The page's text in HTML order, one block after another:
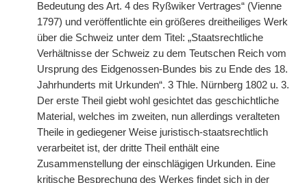
Bedeutung des Art. 4 des Ryßwiker Vertrages“ (Vienne
1797) und veröffentlichte ein größeres dreitheiliges Werk
über die Schweiz unter dem Titel: „Staatsrechtliche
Verhältnisse der Schweiz zu dem Teutschen Reich vom
Ursprung des Eidgenossen-Bundes bis zu Ende des 18.
Jahrhunderts mit Urkunden“. 3 Thle. Nürnberg 1802 u. 3.
Der erste Theil giebt wohl gesichtet das geschichtliche
Material, welches im zweiten, nun allerdings veralteten
Theile in gediegener Weise juristisch-staatsrechtlich
verarbeitet ist, der dritte Theil enthält eine
Zusammenstellung der einschlägigen Urkunden. Eine
kritische Besprechung des Werkes findet sich in der